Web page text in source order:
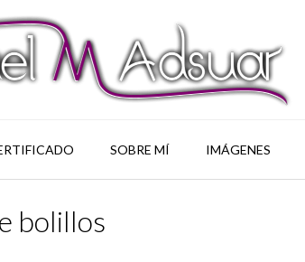
SOBRE MÍ IMÁGENES
bolillos